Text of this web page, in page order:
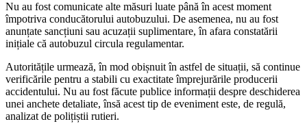
Nu au fost comunicate alte măsuri luate până în acest moment
împotriva conducătorului autobuzului. De asemenea, nu au fost
anunțate sancțiuni sau acuzații suplimentare, în afara constatării
inițiale că autobuzul circula regulamentar.
Autoritățile urmează, în mod obișnuit în astfel de situații, să continue
verificările pentru a stabili cu exactitate împrejurările producerii
accidentului. Nu au fost făcute publice informații despre deschiderea
unei anchete detaliate, însă acest tip de eveniment este, de regulă,
analizat de polițiștii rutieri.